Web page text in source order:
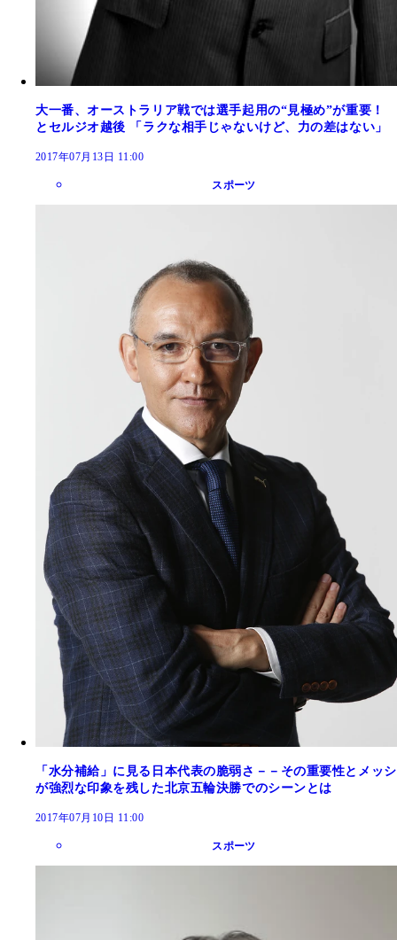
大一番、オーストラリア戦では選手起用の“見極め”が重要！
とセルジオ越後 「ラクな相手じゃないけど、力の差はない」
2017年07月13日 11:00
スポーツ
「水分補給」に見る日本代表の脆弱さ－－その重要性とメッシ
が強烈な印象を残した北京五輪決勝でのシーンとは
2017年07月10日 11:00
スポーツ